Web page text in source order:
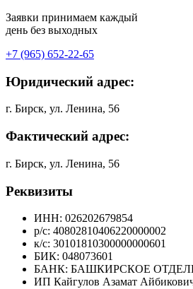
Заявки принимаем каждый
день без выходных
+7 (965) 652-22-65
Юридический адрес:
г. Бирск, ул. Ленина, 56
Фактический адрес:
г. Бирск, ул. Ленина, 56
Реквизиты
ИНН: 026202679854
р/с: 40802810406220000002
к/с: 30101810300000000601
БИК: 048073601
БАНК: БАШКИРСКОЕ
ИП Кайгулов Азамат